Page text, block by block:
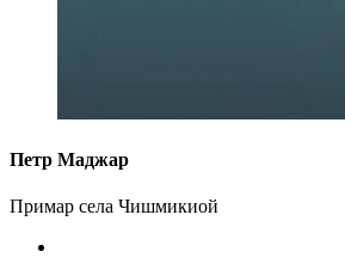
Петр Маджар
Примар села Чишмикиой